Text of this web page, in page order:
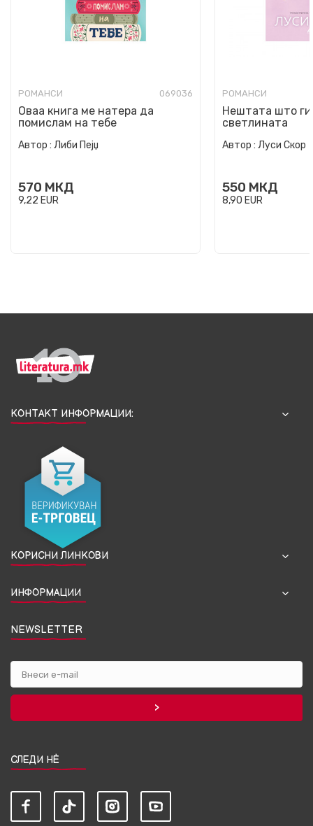
РОМАНСИ 069036
Оваа книга ме натера да
помислам на тебе
Автор : Либи Пејџ
570 МКД
9,22 EUR
РОМАНСИ
Нештата што
светлината
Автор : Луси Скор
550 МКД
8,90 EUR
КОНТАКТ ИНФОРМАЦИИ:
КОРИСНИ ЛИНКОВИ
ИНФОРМАЦИИ
NEWSLETTER
СЛЕДИ НЀ